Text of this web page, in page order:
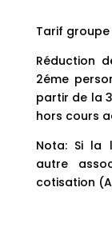
Tarif
Réduction
2éme
partir de la
hors cours
Nota: Si la
autre
cotisation